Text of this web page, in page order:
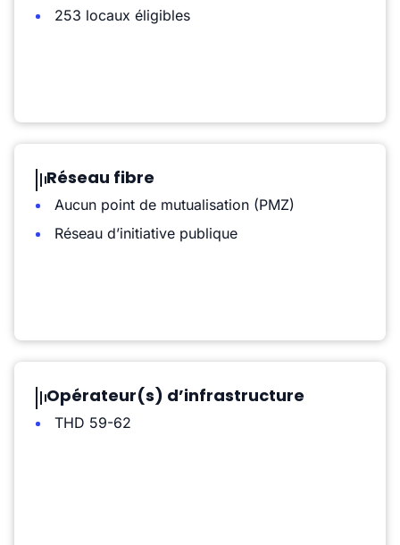
253 locaux éligibles
Réseau fibre
Aucun point de mutualisation (PMZ)
Réseau d’initiative publique
Opérateur(s) d’infrastructure
THD 59-62